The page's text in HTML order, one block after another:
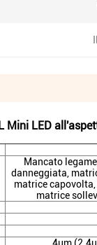
Mini LED
Mancato
danneggiata,
matrice
matrice